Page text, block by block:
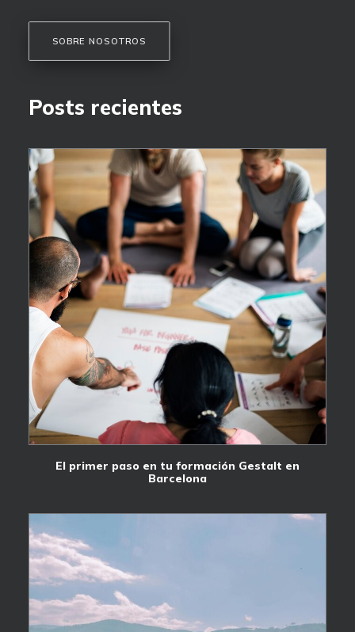
SOBRE NOSOTROS
Posts recientes
El primer paso en tu formación Gestalt en
Barcelona